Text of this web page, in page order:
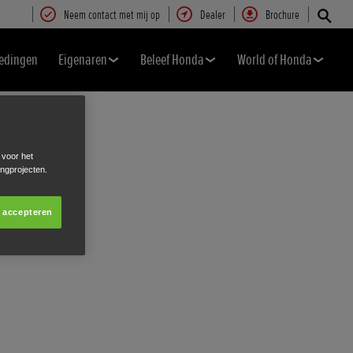
Neem contact met mij op Dealer Brochure
Eigenaren Beleef Honda World of Honda
voor het